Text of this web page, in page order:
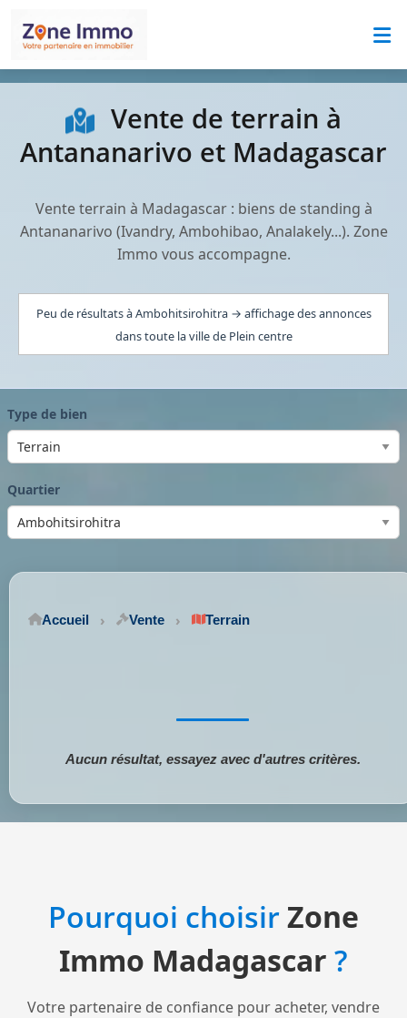
Vente de terrain à
Antananarivo et Madagascar
Vente terrain à Madagascar : biens de standing à
Antananarivo (Ivandry, Ambohibao, Analakely...). Zone
Immo vous accompagne.
Peu de résultats à Ambohitsirohitra → affichage des annonces
dans toute la ville de Plein centre
Type de bien
Quartier
Accueil Vente Terrain
Aucun résultat, essayez avec d'autres critères.
Pourquoi choisirZone
Immo Madagascar ?
Votre partenaire de confiance pour acheter, vendre